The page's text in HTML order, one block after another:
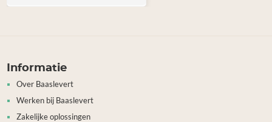
Informatie
Over Baaslevert
Werken bij Baaslevert
Zakelijke oplossingen